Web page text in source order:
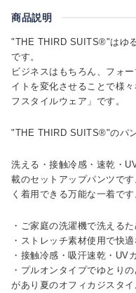
商品説明
"THE THIRD SUITS®"はゆ
です。
ビジネスはもちろん、フォ
イトを変化させることで様
フスタイルウェア」です。
"THE THIRD SUITS®"のパン
洗える・接触冷感・速乾・
載のセットアップパンツで
く着用できる万能な一着です
・ご家庭の洗濯機で洗える
・ストレッチ素材使用で快適
・接触冷感・吸汗速乾・UV
・プルオンタイプでゆとり
があり夏のオフィカジスタイ